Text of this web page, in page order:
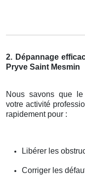
2. Dépannage
Pryve Saint Mesmin
Nous savons que
votre activité
rapidement pour :
Libérer les
Corriger les